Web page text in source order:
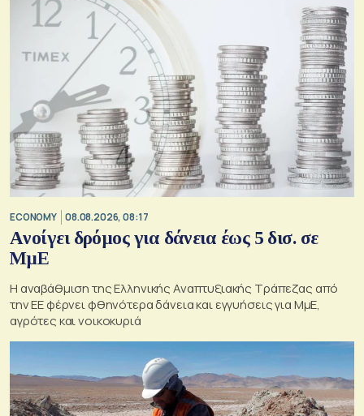
ECONOMY 08.08.2026, 08:17
Aνοίγει δρόμος για δάνεια έως 5 δισ. σε
ΜμΕ
Η αναβάθμιση της Ελληνικής Αναπτυξιακής Τράπεζας από
την ΕΕ φέρνει φθηνότερα δάνεια και εγγυήσεις για ΜμΕ,
αγρότες και νοικοκυριά